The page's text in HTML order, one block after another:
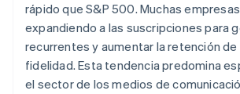
rápido que S&P 500. Muchas
expandiendo a las suscripciones para
recurrentes y aumentar la retención
fidelidad. Esta tendencia predomina
el sector de los medios de